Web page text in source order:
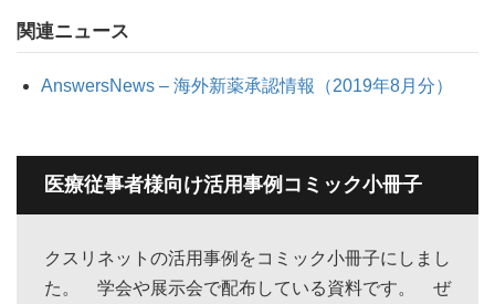
関連ニュース
AnswersNews – 海外新薬承認情報（2019年8月分）
医療従事者様向け活用事例コミック小冊子
クスリネットの活用事例をコミック小冊子にしまし
た。 学会や展示会で配布している資料です。 ぜ